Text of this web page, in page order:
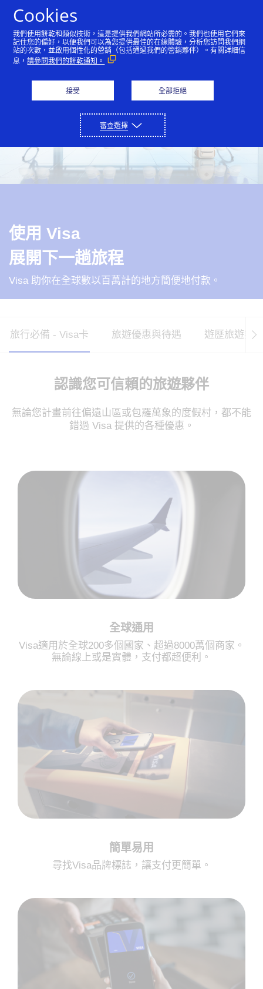
使用 Visa
展開下一趟旅程
Visa 助你在全球數以百萬計的地方簡便地付款。
旅行必備 - Visa卡 旅遊優惠與待遇 遊歷旅遊熱
認識您可信賴的旅遊夥伴
無論您計畫前往偏遠山區或包羅萬象的度假村，都不能
錯過 Visa 提供的各種優惠。
全球通用
Visa適用於全球200多個國家、超過8000萬個商家。
無論線上或是實體，支付都超便利。
簡單易用
尋找Visa品牌標誌，讓支付更簡單。
Cookies
我們使用餅乾和類似技術，這是提供我們網站所必需的。我們也使用它們來
記住您的偏好，以便我們可以為您提供最佳的在線體驗，分析您訪問我們網
站的次數，並啟用個性化的營銷（包括通過我們的營銷夥伴）。有關詳細信
息，請參閱我們的餅乾通知。
接受 全部拒絕
審查選擇